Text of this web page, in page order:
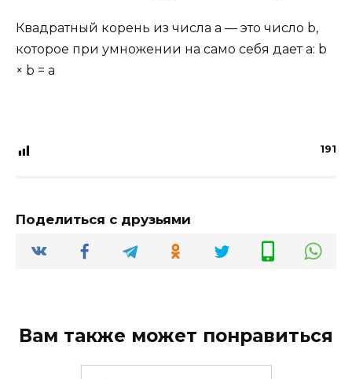
Квадратный корень из числа a — это число b,
которое при умножении на само себя дает a: b
× b = a
191
Поделиться с друзьями
Вам также может понравиться